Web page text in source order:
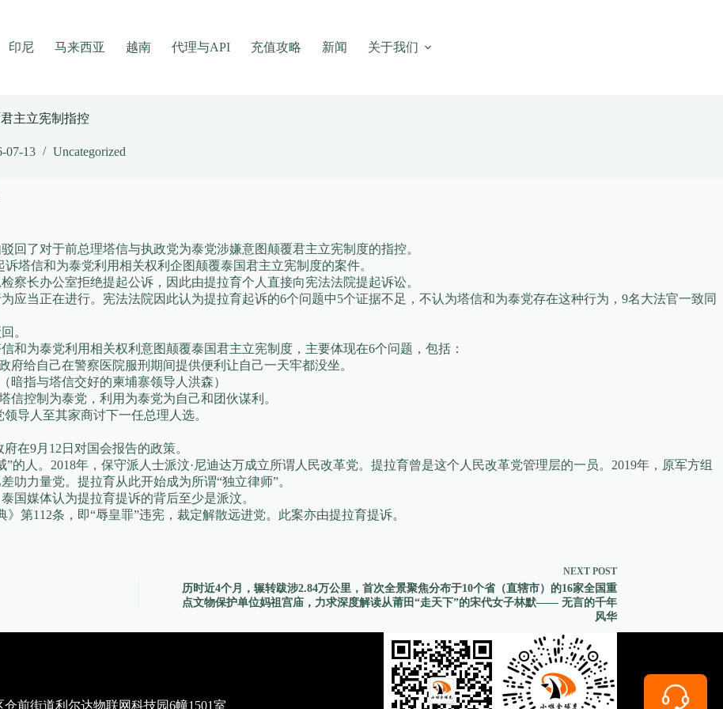
印尼 马来西亚 越南 代理与API 充值攻略 新闻 关于我们
主立宪制指控
07-13 Uncategorized
回了对于前总理塔信与执政党为泰党涉嫌意图颠覆君主立宪制度的指控。
塔信和为泰党利用相关权利企图颠覆泰国君主立宪制度的案件。
察长办公室拒绝提起公诉，因此由提拉育个人直接向宪法法院提起诉讼。
应当正在进行。宪法法院因此认为提拉育起诉的6个问题中5个证据不足，不认为塔信和为泰党存在这种行为，9名大法官一致同
。
和为泰党利用相关权利意图颠覆泰国君主立宪制度，主要体现在6个问题，包括：
给自己在警察医院服刑期间提供便利让自己一天牢都没坐。
暗指与塔信交好的柬埔寨领导人洪森）
控制为泰党，利用为泰党为自己和团伙谋利。
导人至其家商讨下一任总理人选。
在9月12日对国会报告的政策。
的人。2018年，保守派人士派汶·尼迪达万成立所谓人民改革党。提拉育曾是这个人民改革党管理层的一员。2019年，原军方组
叻力量党。提拉育从此开始成为所谓“独立律师”。
国媒体认为提拉育提诉的背后至少是派汶。
第112条，即“辱皇罪”违宪，裁定解散远进党。此案亦由提拉育提诉。
NEXT POST
历时近4个月，辗转跋涉2.84万公里，首次全景聚焦分布于10个省（直辖市）的16家全国重
点文物保护单位妈祖宫庙，力求深度解读从莆田“走天下”的宋代女子林默—— 无言的千年
风华
前街道利尔达物联网科技园6幢1501室